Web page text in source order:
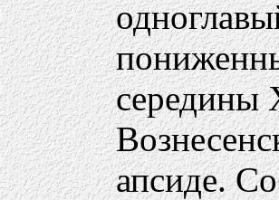
середины
апсиде.